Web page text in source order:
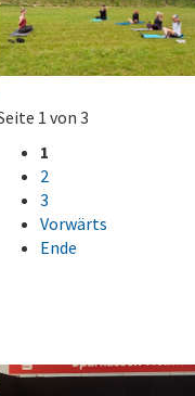
1 von 3
1
2
3
Vorwärts
Ende